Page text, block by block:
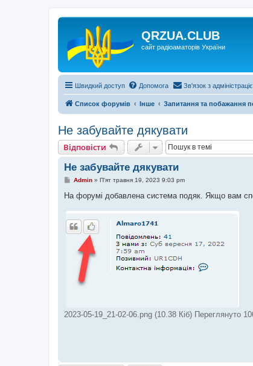
QRZUA.CLUB
сайт радіоаматорів України
Швидкий доступ Допомога Зв'язок з
Список форумів Інше Запитання та побажання
Не забувайте дякувати
Відповісти
Не забувайте дякувати
П
в
м
л
Admin» П'ят травня 19, 2023 9:03 pm
На форумі добавлена система подяк. Якщо вам
2023-05-19_21-02-06.png (10.38 Кіб) Переглянуто